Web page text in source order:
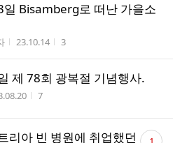
Bisamberg로 떠난 가을소
작성시간
23.10.14 조회수
3
제 78회 광복절 기념행사.
시간 조회수
7
리아 빈 병원에 취업했던 댓